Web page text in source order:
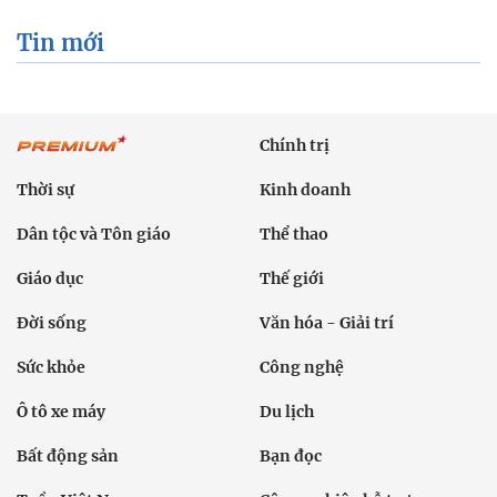
Tin mới
Chính trị
Thời sự Kinh doanh
Dân tộc và Tôn giáo Thể thao
Giáo dục Thế giới
Đời sống Văn hóa - Giải trí
Sức khỏe Công nghệ
Ô tô xe máy Du lịch
Bất động sản Bạn đọc